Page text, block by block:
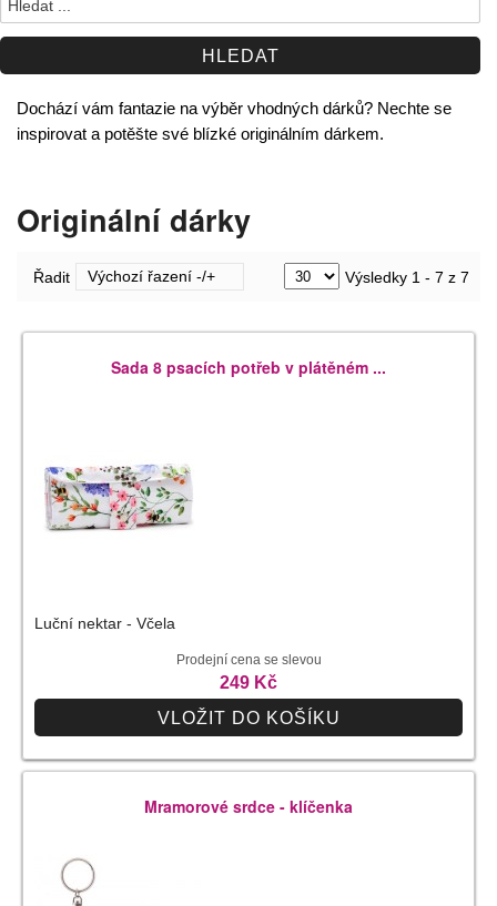
Obchodní podmínky
Dochází vám fantazie na výběr vhodných dárků? Nechte se
inspirovat a potěšte své blízké originálním dárkem.
Originální dárky
Výsledky 1 - 7 z 7
Řadit Výchozí řazení -/+
Sada 8 psacích potřeb v plátěném ...
Luční nektar - Včela
Prodejní cena se slevou
249 Kč
VLOŽIT DO KOŠÍKU
Mramorové srdce - klíčenka